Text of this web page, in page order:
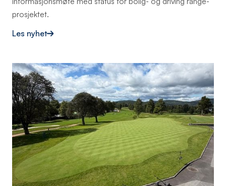
prosjektet.
Les nyhet